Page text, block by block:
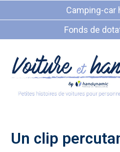
Camping-car
Fonds de
Un clip